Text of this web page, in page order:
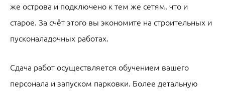
же острова и подключено к тем же сетям, что и
старое. За счёт этого вы экономите на строительных и
пусконаладочных работах.
Сдача работ осуществляется обучением вашего
персонала и запуском парковки. Более детальную